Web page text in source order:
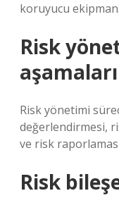
koruyucu ekipman.
Risk
Risk yönetimi
değerlendirmesi,
ve risk
Risk